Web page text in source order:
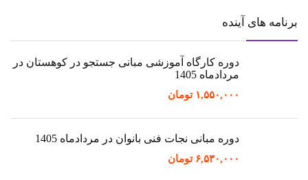
برنامه های آینده
دوره کارگاه آموزشی مبانی جستجو در کوهستان در
مردادماه 1405
۱,۵۵۰,۰۰۰ تومان
دوره مبانی نجات فنی بانوان در مردادماه 1405
۶,۵۳۰,۰۰۰ تومان